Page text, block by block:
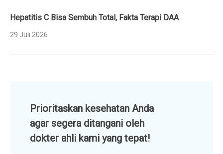
Hepatitis C Bisa Sembuh Total, Fakta Terapi DAA
29 Juli 2026
Prioritaskan kesehatan Anda
agar segera ditangani oleh
dokter ahli kami yang tepat!